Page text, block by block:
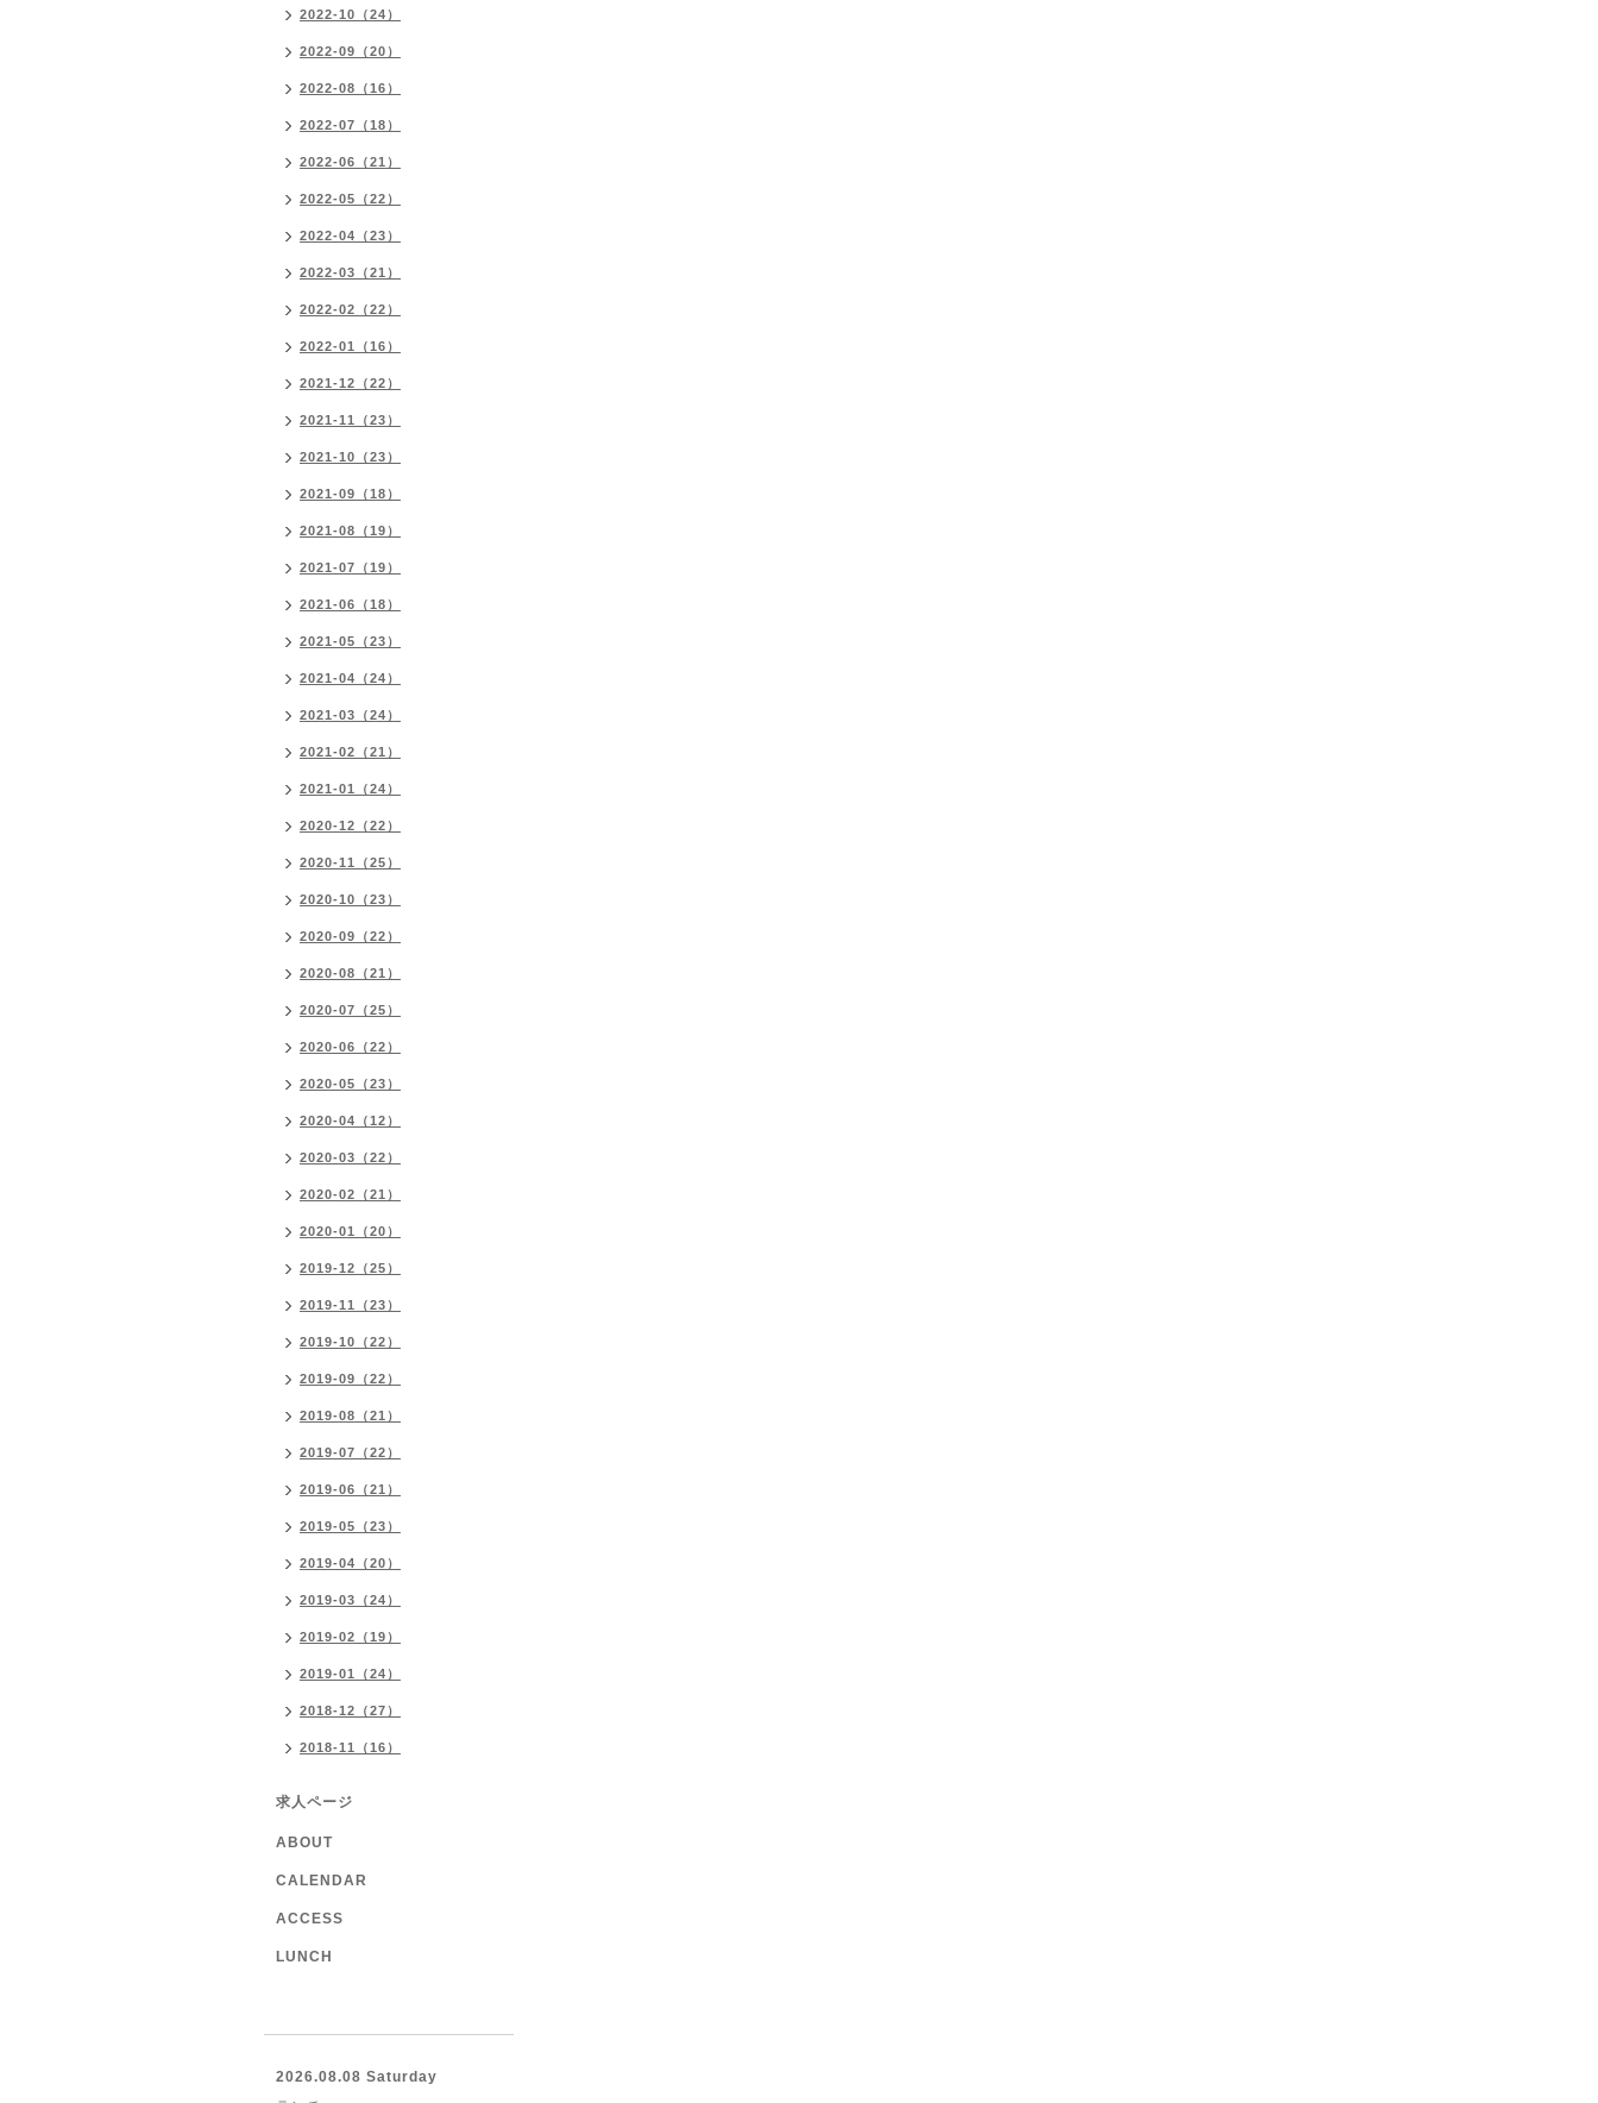
2022-10（24）
2022-09（20）
2022-08（16）
2022-07（18）
2022-06（21）
2022-05（22）
2022-04（23）
2022-03（21）
2022-02（22）
2022-01（16）
2021-12（22）
2021-11（23）
2021-10（23）
2021-09（18）
2021-08（19）
2021-07（19）
2021-06（18）
2021-05（23）
2021-04（24）
2021-03（24）
2021-02（21）
2021-01（24）
2020-12（22）
2020-11（25）
2020-10（23）
2020-09（22）
2020-08（21）
2020-07（25）
2020-06（22）
2020-05（23）
2020-04（12）
2020-03（22）
2020-02（21）
2020-01（20）
2019-12（25）
2019-11（23）
2019-10（22）
2019-09（22）
2019-08（21）
2019-07（22）
2019-06（21）
2019-05（23）
2019-04（20）
2019-03（24）
2019-02（19）
2019-01（24）
2018-12（27）
2018-11（16）
求人ページ
ABOUT
CALENDAR
ACCESS
LUNCH
2026.08.08 Saturday